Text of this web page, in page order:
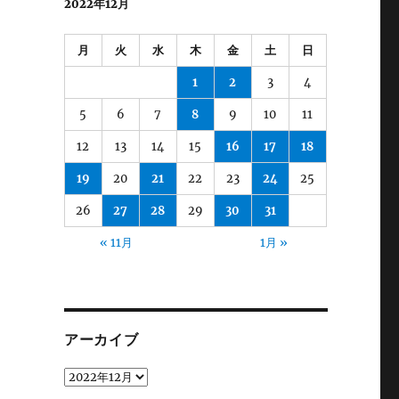
2022年12月
月 火 水 木 金 土 日
1 2 3 4
5 6 7 8 9 10 11
12 13 14 15 16 17 18
19 20 21 22 23 24 25
26 27 28 29 30 31
« 11月 1月 »
アーカイブ
ア